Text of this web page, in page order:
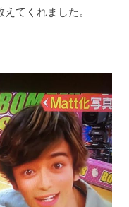
てくれました。